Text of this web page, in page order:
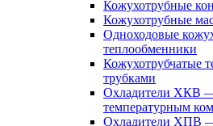
Кожухотрубные
Кожухотрубные
Одноходовые
теплообменники
Кожухотрубчатые
трубками
Охладители ХКВ —
температурным
Охладители ХПВ